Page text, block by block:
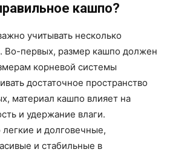
кашпо?
учитывать несколько
Во-первых, размер кашпо должен
корневой системы
достаточное пространство
материал кашпо влияет на
и удержание влаги.
и долговечные,
и стабильные в